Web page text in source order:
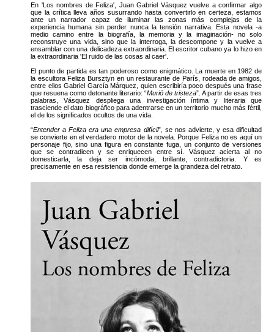
En 'Los nombres de Feliza', Juan Gabriel Vásquez vuelve a confirmar algo
que la crítica lleva años susurrando hasta convertirlo en certeza, estamos
ante un narrador capaz de iluminar las zonas más complejas de la
experiencia humana sin perder nunca la tensión narrativa. Esta novela -a
medio camino entre la biografía, la memoria y la imaginación- no solo
reconstruye una vida, sino que la interroga, la descompone y la vuelve a
ensamblar con una delicadeza extraordinaria. El escritor cubano ya lo hizo en
la extraordinaria 'El ruido de las cosas al caer'.
El punto de partida es tan poderoso como enigmático. La muerte en 1982 de
la escultora Feliza Bursztyn en un restaurante de París, rodeada de amigos,
entre ellos Gabriel García Márquez, quien escribiría poco después una frase
que resuena como detonante literario: “Murió de tristeza”. A partir de esas tres
palabras, Vásquez despliega una investigación íntima y literaria que
trasciende el dato biográfico para adentrarse en un territorio mucho más fértil,
el de los significados ocultos de una vida.
“Entender a Feliza era una empresa difícil”, se nos advierte, y esa dificultad
se convierte en el verdadero motor de la novela. Porque Feliza no es aquí un
personaje fijo, sino una figura en constante fuga, un conjunto de versiones
que se contradicen y se enriquecen entre sí. Vásquez acierta al no
domesticarla, la deja ser incómoda, brillante, contradictoria. Y es
precisamente en esa resistencia donde emerge la grandeza del retrato.